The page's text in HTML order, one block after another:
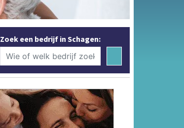
Zoek een bedrijf in Schagen: